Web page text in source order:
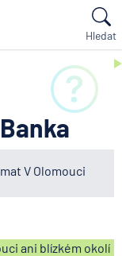
Hledat
V Olomouci
ani blízkém okolí